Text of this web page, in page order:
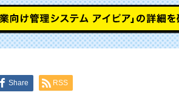
Share RSS